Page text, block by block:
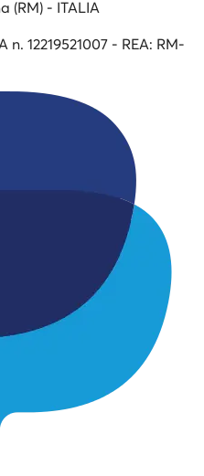
(RM) - ITALIA
12219521007 - REA: RM-